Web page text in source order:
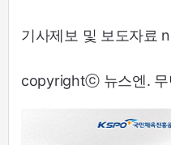
기사제보 및 보도자료
copyrightⓒ 뉴스엔. 무